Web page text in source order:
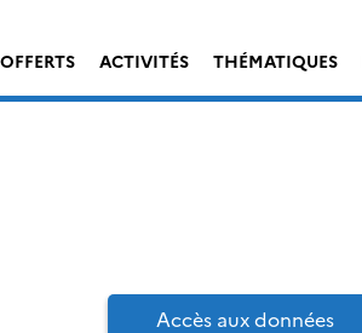
ACTIVITÉS THÉMATIQUES
Accès aux données